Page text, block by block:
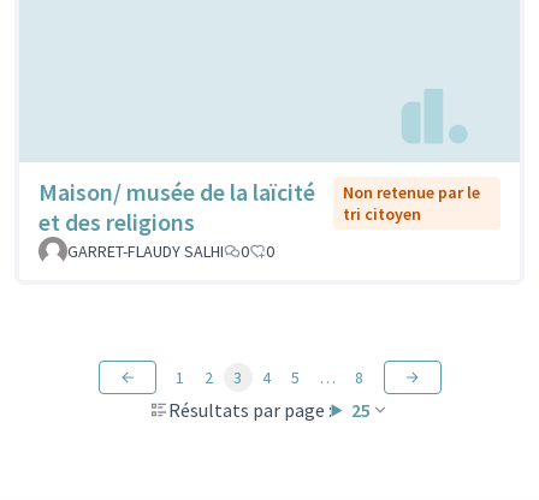
Maison/ musée de la laïcité
et des religions
Non retenue par le
tri citoyen
GARRET-FLAUDY SALHI
0 0
Résultats par page : 25
1 2 3 4 5 … 8